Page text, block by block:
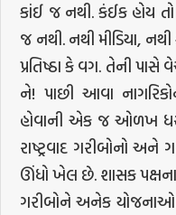
કાંઈ જ નથી. કંઈક હોય
જ નથી. નથી મીડિયા,
પ્રતિષ્ઠા કે વગ. તેની પાસે
ને! પાછી આવા
હોવાની એક જ ઓળખ
રાષ્ટ્રવાદ ગરીબોનો અને
ઊંધો ખેલ છે. શાસક
ગરીબોને અનેક યોજનાઓ